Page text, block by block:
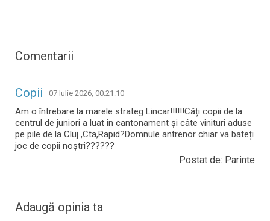
Comentarii
Copii 07 Iulie 2026, 00:21:10
Am o întrebare la marele strateg Lincar!!!!!!Câți copii de la
centrul de juniori a luat in cantonament și câte vinituri aduse
pe pile de la Cluj ,Cta,Rapid?Domnule antrenor chiar va bateți
joc de copii noștri??????
Postat de: Parinte
Adaugă opinia ta